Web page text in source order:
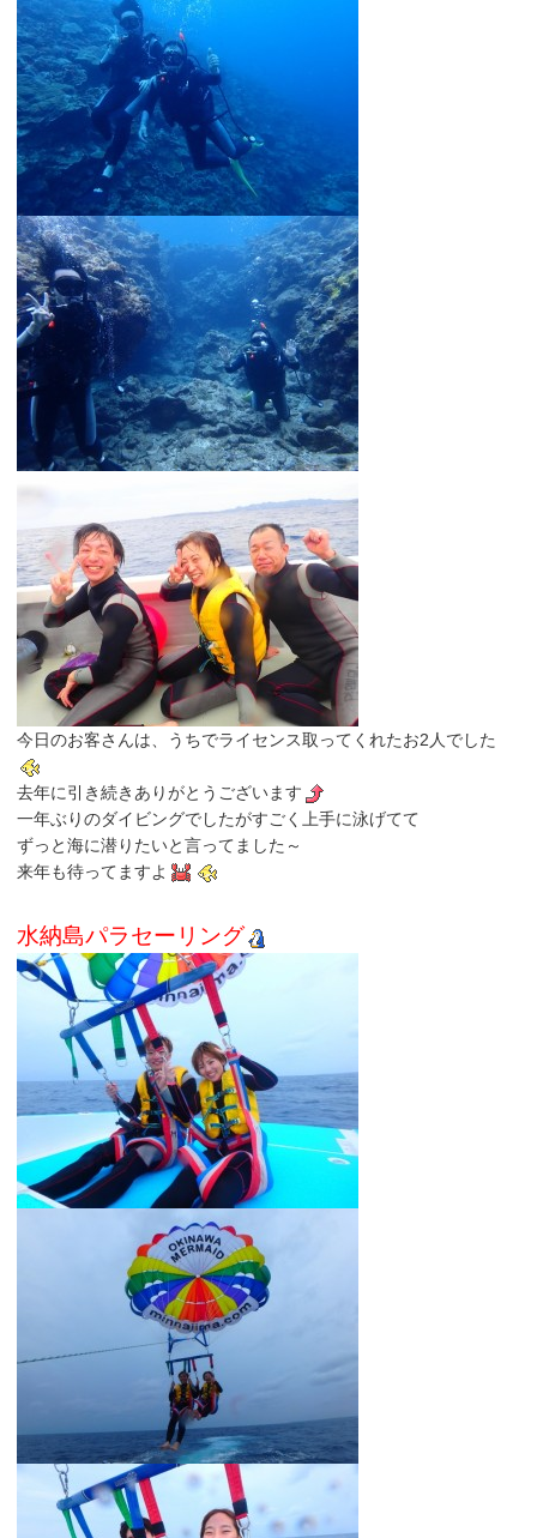
今日のお客さんは、うちでライセンス取ってくれたお2人でした
去年に引き続きありがとうございます
一年ぶりのダイビングでしたがすごく上手に泳げてて
ずっと海に潜りたいと言ってました～
来年も待ってますよ
水納島パラセーリング